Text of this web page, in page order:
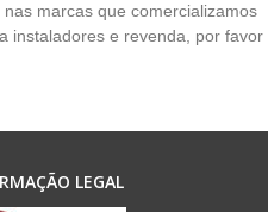
marcas que comercializamos
instaladores e revenda, por favor
LEGAL